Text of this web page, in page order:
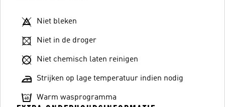
Niet bleken
Niet in de droger
Niet chemisch laten reinigen
Strijken op lage temperatuur indien nodig
Warm wasprogramma